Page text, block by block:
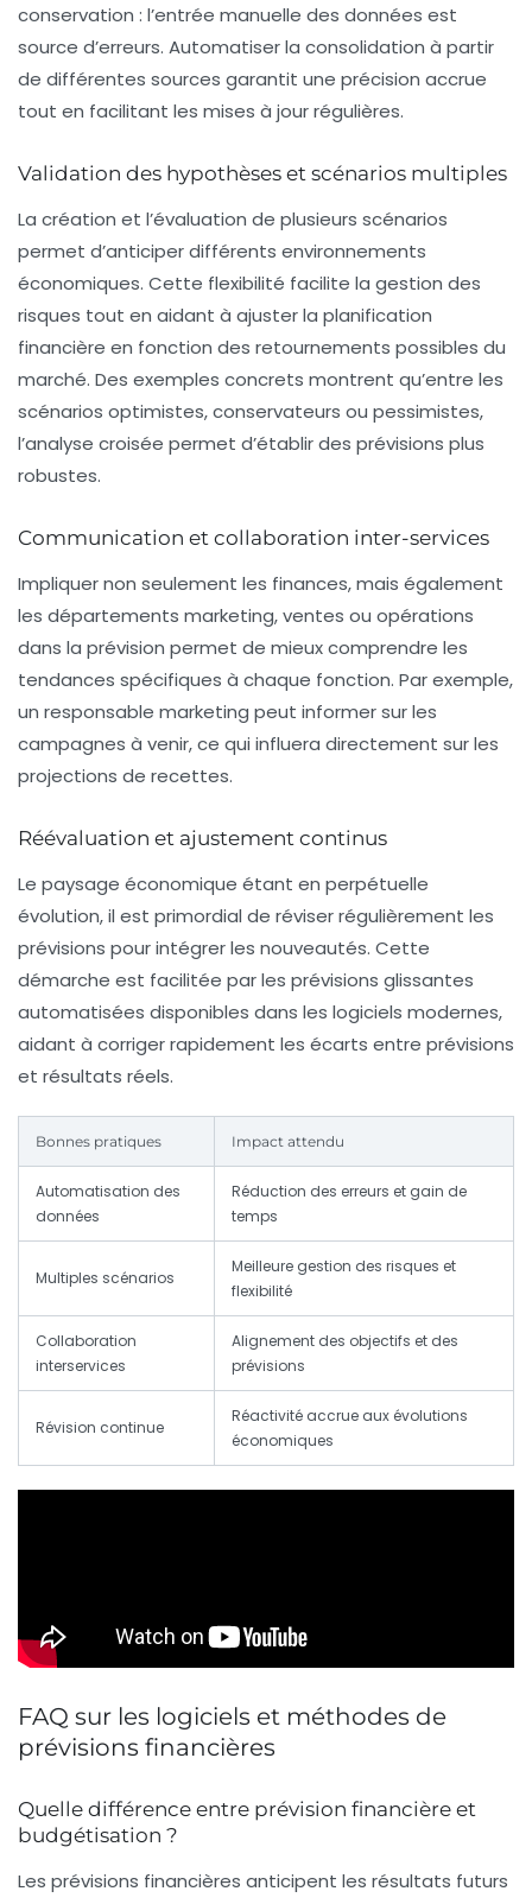
conservation : l’entrée manuelle des données est
source d’erreurs. Automatiser la consolidation à partir
de différentes sources garantit une précision accrue
tout en facilitant les mises à jour régulières.
Validation des hypothèses et scénarios multiples
La création et l’évaluation de plusieurs scénarios
permet d’anticiper différents environnements
économiques. Cette flexibilité facilite la gestion des
risques tout en aidant à ajuster la planification
financière en fonction des retournements possibles du
marché. Des exemples concrets montrent qu’entre les
scénarios optimistes, conservateurs ou pessimistes,
l’analyse croisée permet d’établir des prévisions plus
robustes.
Communication et collaboration inter-services
Impliquer non seulement les finances, mais également
les départements marketing, ventes ou opérations
dans la prévision permet de mieux comprendre les
tendances spécifiques à chaque fonction. Par exemple,
un responsable marketing peut informer sur les
campagnes à venir, ce qui influera directement sur les
projections de recettes.
Réévaluation et ajustement continus
Le paysage économique étant en perpétuelle
évolution, il est primordial de réviser régulièrement les
prévisions pour intégrer les nouveautés. Cette
démarche est facilitée par les prévisions glissantes
automatisées disponibles dans les logiciels modernes,
aidant à corriger rapidement les écarts entre prévisions
et résultats réels.
Bonnes pratiques Impact attendu
Automatisation des
données
Réduction des erreurs et gain de
temps
Multiples scénarios
Meilleure gestion des risques et
flexibilité
Collaboration
interservices
Alignement des objectifs et des
prévisions
Révision continue
Réactivité accrue aux évolutions
économiques
FAQ sur les logiciels et méthodes de
prévisions financières
Quelle différence entre prévision financière et
budgétisation ?
Les prévisions financières anticipent les résultats futurs